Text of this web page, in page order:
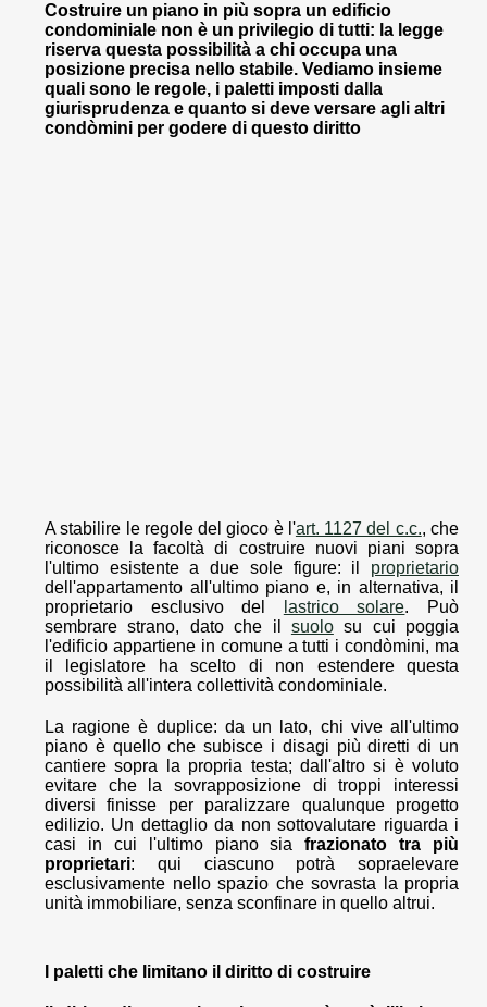
Costruire un piano in più sopra un edificio
condominiale non è un privilegio di tutti: la legge
riserva questa possibilità a chi occupa una
posizione precisa nello stabile. Vediamo insieme
quali sono le regole, i paletti imposti dalla
giurisprudenza e quanto si deve versare agli altri
condòmini per godere di questo diritto
A stabilire le regole del gioco è l'art. 1127 del c.c., che
riconosce la facoltà di costruire nuovi piani sopra
l'ultimo esistente a due sole figure: il proprietario
dell'appartamento all'ultimo piano e, in alternativa, il
proprietario esclusivo del
lastrico solare. Può
sembrare strano, dato che il suolosu cui poggia
l'edificio appartiene in comune a tutti i condòmini, ma
il legislatore ha scelto di non estendere questa
possibilità all'intera collettività condominiale.
La ragione è duplice: da un lato, chi vive all'ultimo
piano è quello che subisce i disagi più diretti di un
cantiere sopra la propria testa; dall'altro si è voluto
evitare che la sovrapposizione di troppi interessi
diversi finisse per paralizzare qualunque progetto
edilizio. Un dettaglio da non sottovalutare riguarda i
casi in cui l'ultimo piano siafrazionato tra più
proprietari: qui ciascuno potrà sopraelevare
esclusivamente nello spazio che sovrasta la propria
unità immobiliare, senza sconfinare in quello altrui.
I paletti che limitano il diritto di costruire